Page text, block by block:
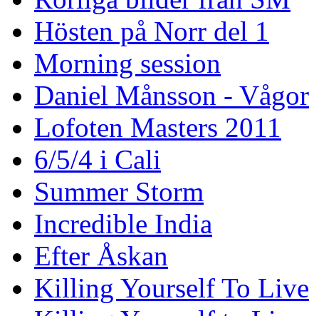
Hösten på Norr del 1
Morning session
Daniel Månsson - Vågor
Lofoten Masters 2011
6/5/4 i Cali
Summer Storm
Incredible India
Efter Åskan
Killing Yourself To Live